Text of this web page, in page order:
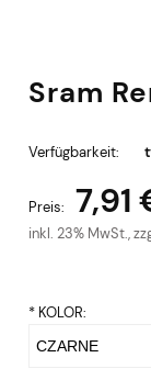
Sram
Verfügbarkeit:
Preis: 7,91
inkl. 23% MwSt.,
* KOLOR: